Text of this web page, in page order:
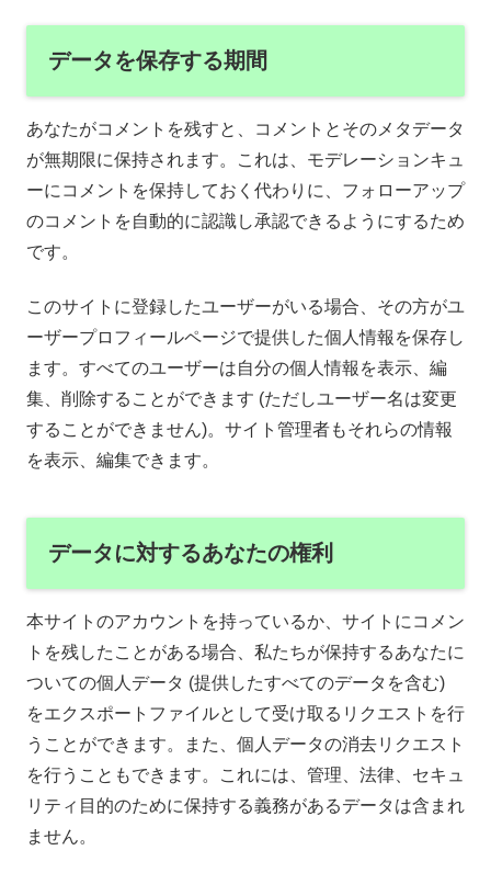
データを保存する期間
あなたがコメントを残すと、コメントとそのメタデータ
が無期限に保持されます。これは、モデレーションキュ
ーにコメントを保持しておく代わりに、フォローアップ
のコメントを自動的に認識し承認できるようにするため
です。
このサイトに登録したユーザーがいる場合、その方がユ
ーザープロフィールページで提供した個人情報を保存し
ます。すべてのユーザーは自分の個人情報を表示、編
集、削除することができます (ただしユーザー名は変更
することができません)。サイト管理者もそれらの情報
を表示、編集できます。
データに対するあなたの権利
本サイトのアカウントを持っているか、サイトにコメン
トを残したことがある場合、私たちが保持するあなたに
ついての個人データ (提供したすべてのデータを含む)
をエクスポートファイルとして受け取るリクエストを行
うことができます。また、個人データの消去リクエスト
を行うこともできます。これには、管理、法律、セキュ
リティ目的のために保持する義務があるデータは含まれ
ません。